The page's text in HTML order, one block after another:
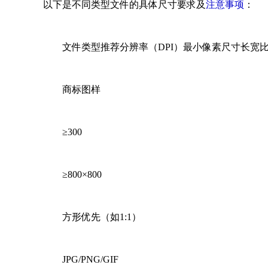
以下是不同类型文件的具体尺寸要求及注意事项 ：
文件类型推荐分辨率（DPI）最小像素尺寸长宽
商标图样
≥300
≥800×800
方形优先（如1:1）
JPG/PNG/GIF